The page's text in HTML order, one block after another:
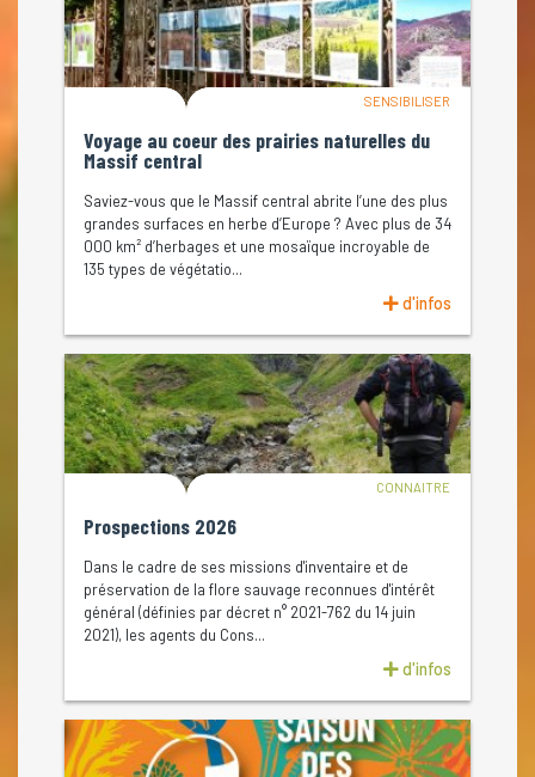
SENSIBILISER
Voyage au coeur des prairies naturelles du
Massif central
Saviez-vous que le Massif central abrite l’une des plus
grandes surfaces en herbe d’Europe ? Avec plus de 34
000 km² d’herbages et une mosaïque incroyable de
135 types de végétatio...
d'infos
CONNAITRE
Prospections 2026
Dans le cadre de ses missions d'inventaire et de
préservation de la flore sauvage reconnues d'intérêt
général (définies par décret n° 2021-762 du 14 juin
2021), les agents du Cons...
d'infos